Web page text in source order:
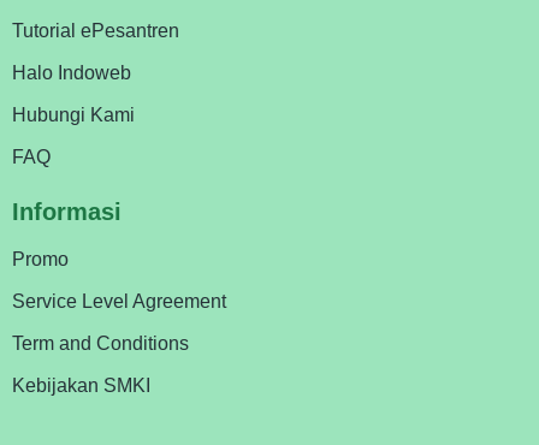
Tutorial ePesantren
Halo Indoweb
Hubungi Kami
FAQ
Informasi
Promo
Service Level Agreement
Term and Conditions
Kebijakan SMKI